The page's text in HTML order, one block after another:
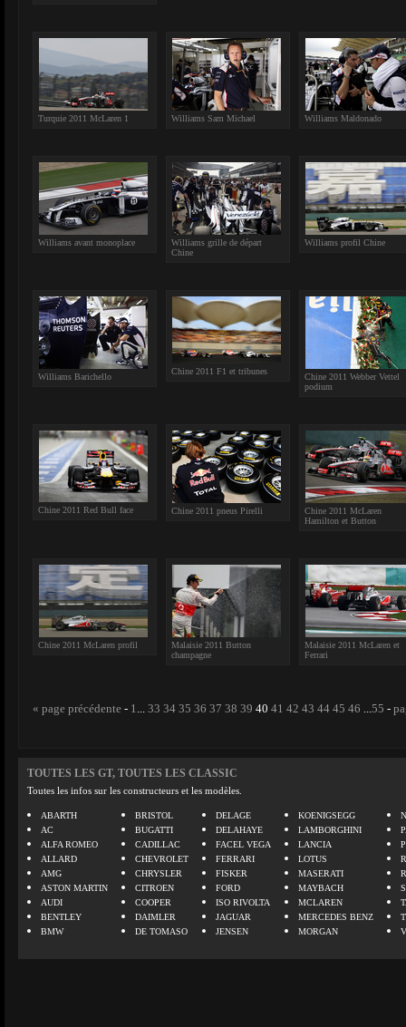
Turquie 2011 McLaren 1 Williams Sam Michael Williams Maldonado
Williams avant monoplace
Williams grille de départ
Chine
Williams profil Chine
Williams Barichello
Chine 2011 F1 et tribunes
Chine 2011 Webber Vettel
podium
Chine 2011 Red Bull face Chine 2011 pneus Pirelli
Chine 2011 McLaren
Hamilton et Button
Chine 2011 McLaren profil
Malaisie 2011 Button
champagne
Malaisie 2011 McLaren et
Ferrari
« page précédente - 1... 33 34 35 36 37 38 39 40 41 42 43 44 45 46 ...55 -
TOUTES LES GT, TOUTES LES CLASSIC
Toutes les infos sur les constructeurs et les modèles.
ABARTH
AC
ALFA ROMEO
ALLARD
AMG
ASTON MARTIN
AUDI
BENTLEY
BMW
BRISTOL
BUGATTI
CADILLAC
CHEVROLET
CHRYSLER
CITROEN
COOPER
DAIMLER
DE TOMASO
DELAGE
DELAHAYE
FACEL VEGA
FERRARI
FISKER
FORD
ISO RIVOLTA
JAGUAR
JENSEN
KOENIGSEGG
LAMBORGHINI
LANCIA
LOTUS
MASERATI
MAYBACH
MCLAREN
MERCEDES BENZ
MORGAN